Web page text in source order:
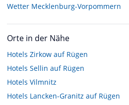
Wetter Mecklenburg-Vorpommern
Orte in der Nähe
Hotels Zirkow auf Rügen
Hotels Sellin auf Rügen
Hotels Vilmnitz
Hotels Lancken-Granitz auf Rügen